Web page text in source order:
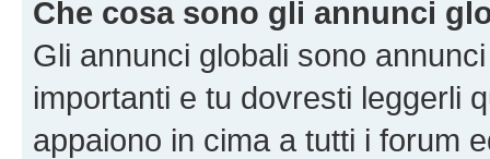
Che cosa sono gli annunci
Gli annunci globali sono
importanti e tu dovresti leggerli
appaiono in cima a tutti i forum